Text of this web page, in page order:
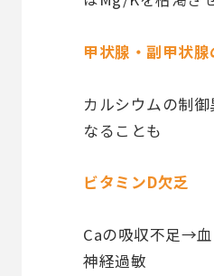
甲状腺・副甲状腺
カルシウムの制
なることも
ビタミンD欠乏
Caの吸収不足→
神経過敏